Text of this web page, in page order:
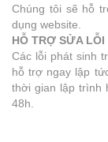
Chúng tôi sẽ hỗ
dụng website.
HỖ TRỢ SỬA LỖI
Các lỗi phát sinh
hỗ trợ ngay lập
thời gian lập trình
48h.